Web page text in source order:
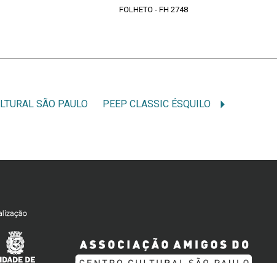
FOLHETO - FH 2748
SÃO PAULO PEEP CLASSIC ÉSQUILO